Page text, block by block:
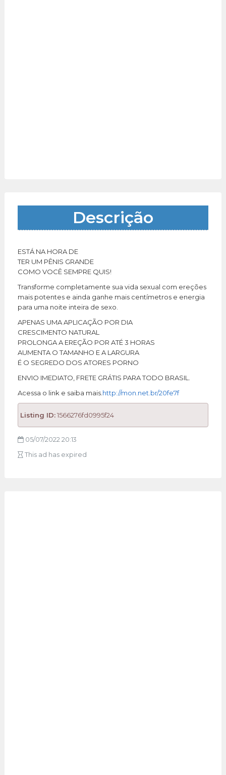
Descrição
ESTÁ NA HORA DE
TER UM PÊNIS GRANDE
COMO VOCÊ SEMPRE QUIS!
Transforme completamente sua vida sexual com ereções
mais potentes e ainda ganhe mais centímetros e energia
para uma noite inteira de sexo.
APENAS UMA APLICAÇÃO POR DIA
CRESCIMENTO NATURAL
PROLONGA A EREÇÃO POR ATÉ 3 HORAS
AUMENTA O TAMANHO E A LARGURA
É O SEGREDO DOS ATORES PORNO
ENVIO IMEDIATO, FRETE GRÁTIS PARA TODO BRASIL.
Acessa o link e saiba mais. http://mon.net.br/20fe7f
Listing ID:1566276fd0995f24
05/07/2022 20:13
This ad has expired